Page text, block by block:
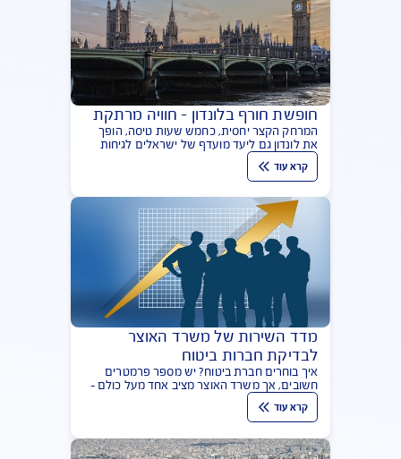
תופעה: צעירים חוסכים למימון
חופשת קיץ
הילד שלכם הפתיע אתכם כאשר חסך כל הקיץ
כדי לנסוע לחופשת קיץ עם החברים? אל תשכחו
לוודא שיש לו ביטוח נסיעות לחו"ל
קרא עוד
חופשת חורף בלונדון – חוויה מרתקת
המרחק הקצר יחסית, כחמש שעות טיסה, הופך
את לונדון גם ליעד מועדף של ישראלים לגיחות
קצרות כגון סופי שבוע וחופשות נושא כגון תיאטרון
וכדורגל. אל תשכחו ביטוח נסיעות לחו"ל
קרא עוד